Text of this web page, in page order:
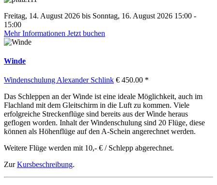
Freitag, 14. August 2026 bis Sonntag, 16. August 2026 15:00 -
15:00
Mehr Informationen Jetzt buchen
Winde
Windenschulung Alexander Schlink € 450.00 *
Das Schleppen an der Winde ist eine ideale Möglichkeit, auch im
Flachland mit dem Gleitschirm in die Luft zu kommen. Viele
erfolgreiche Streckenflüge sind bereits aus der Winde heraus
geflogen worden. Inhalt der Windenschulung sind 20 Flüge, diese
können als Höhenflüge auf den A-Schein angerechnet werden.
Weitere Flüge werden mit 10,- € / Schlepp abgerechnet.
ZurKursbeschreibung.